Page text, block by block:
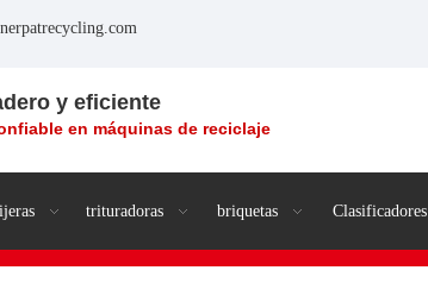
y eficiente
en máquinas de reciclaje
trituradoras briquetas Clasificadores